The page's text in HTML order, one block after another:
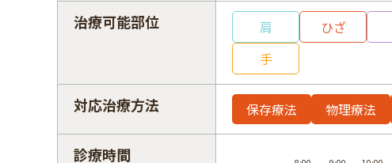
治療可能部位
肩 ひざ
手
対応治療方法 保存療法 物理療法
診療時間